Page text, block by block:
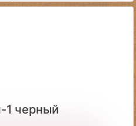
1 черный